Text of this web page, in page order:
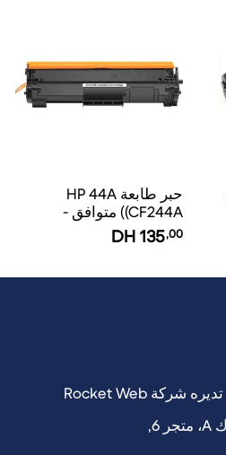
حبر طابعة HP 44A
(CF244A) متوافق -
EuroToner
135,00